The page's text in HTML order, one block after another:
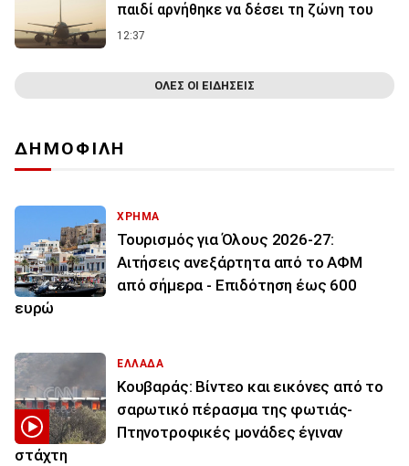
παιδί αρνήθηκε να δέσει τη ζώνη του
12:37
ΟΛΕΣ ΟΙ ΕΙΔΗΣΕΙΣ
ΔΗΜΟΦΙΛΗ
ΧΡΗΜΑ
Τουρισμός για Όλους 2026-27:
Αιτήσεις ανεξάρτητα από το ΑΦΜ
από σήμερα - Επιδότηση έως 600
ευρώ
ΕΛΛΑΔΑ
Κουβαράς: Βίντεο και εικόνες από το
σαρωτικό πέρασμα της φωτιάς-
Πτηνοτροφικές μονάδες έγιναν
στάχτη